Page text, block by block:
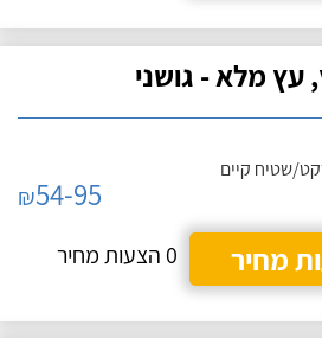
מלא - גושני
שטיח קיים
₪54-95
מחיר
0 הצעות מחיר